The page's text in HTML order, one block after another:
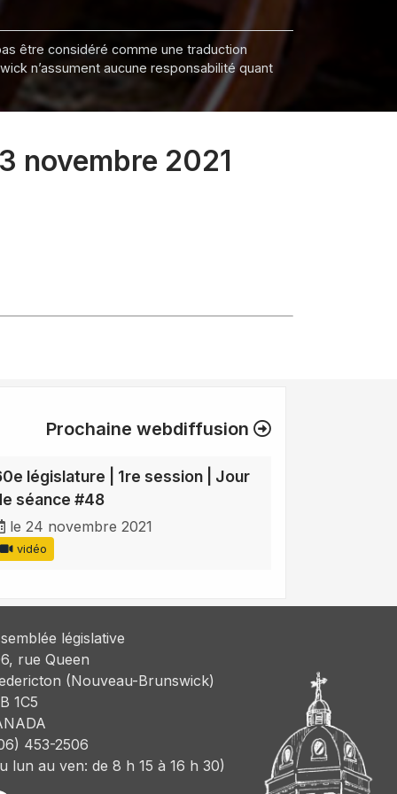
être considéré comme une traduction
n’assument aucune responsabilité quant
novembre 2021
Prochaine webdiffusion
législature | 1re session | Jour
séance #48
le 24 novembre 2021
vidéo
législative
rue Queen
(Nouveau-Brunswick)
1C5
453-2506
lun au ven: de 8 h 15 à 16 h 30)